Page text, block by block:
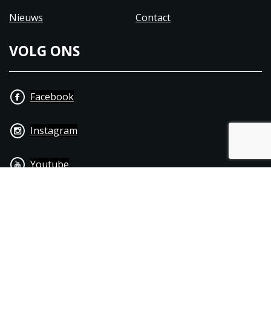
Nieuws
Contact
VOLG ONS
Facebook
Instagram
Youtube